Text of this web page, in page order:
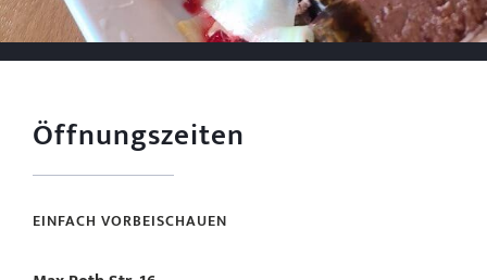
Öffnungszeiten
EINFACH VORBEISCHAUEN